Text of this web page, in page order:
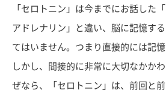
「セロトニン」は今までにお話した
アドレナリン」と違い、脳に記憶す
てはいません。つまり直接的には記
しかし、間接的に非常に大切なかか
ぜなら、「セロトニン」は、前回と